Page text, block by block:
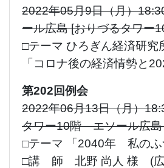
2022年05月9日（月）
ール広島 [おりづるタワー
□テーマ ひろぎん経済研究
「コロナ後の経済情勢と
第202回例会
2022年06月13日（月）
タワー10階 エソール広島
□テーマ 「2040年 私のふ
□講 師 北野 尚人 様 (広